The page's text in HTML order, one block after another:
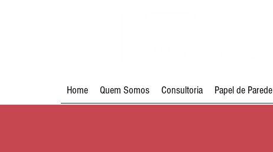
Home Quem Somos Consultoria Papel de Parede